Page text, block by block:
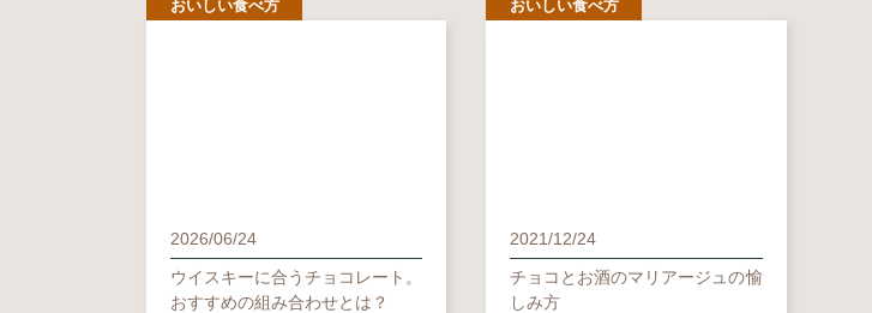
おいしい食べ方
2026/06/24
ウイスキーに合うチョコレート。
おすすめの組み合わせとは？
おいしい食べ方
2021/12/24
チョコとお酒のマリアージュの愉
しみ方